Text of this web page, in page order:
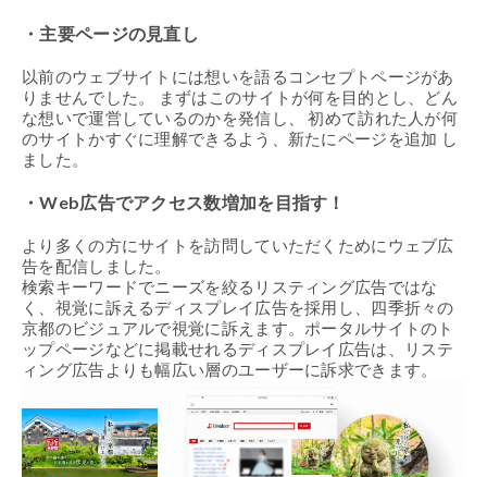
・主要ページの見直し
以前のウェブサイトには想いを語るコンセプトページがあ
りませんでした。 まずはこのサイトが何を目的とし、どん
な想いで運営しているのかを発信し、 初めて訪れた人が何
のサイトかすぐに理解できるよう、新たにページを追加 し
ました。
・Web広告でアクセス数増加を目指す！
より多くの方にサイトを訪問していただくためにウェブ広
告を配信しました。
検索キーワードでニーズを絞るリスティング広告ではな
く、視覚に訴えるディスプレイ広告を採用し、四季折々の
京都のビジュアルで視覚に訴えます。ポータルサイトのト
ップページなどに掲載せれるディスプレイ広告は、リステ
ィング広告よりも幅広い層のユーザーに訴求できます。